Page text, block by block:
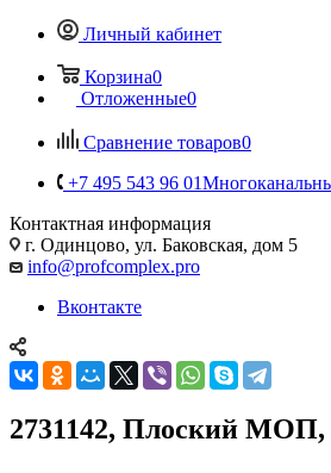
Личный кабинет
Корзина0
Отложенные0
Сравнение товаров0
+7 495 543 96 01
Контактная информация
г. Одинцово, ул. Баковская, дом 5
info@profcomplex.pro
Вконтакте
2731142, Плоский МОП,